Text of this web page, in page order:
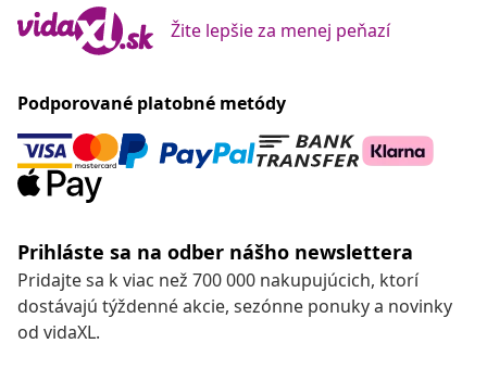
Žite lepšie za menej peňazí
Podporované platobné metódy
Prihláste sa na odber nášho newslettera
Pridajte sa k viac než 700 000 nakupujúcich, ktorí
dostávajú týždenné akcie, sezónne ponuky a novinky
od vidaXL.